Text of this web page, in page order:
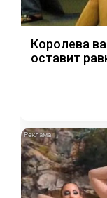
Королева
оставит